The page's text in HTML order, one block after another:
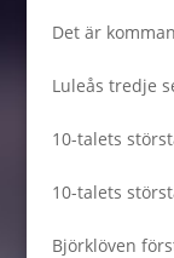
Det är
Luleås tredje
10-talets
10-talets
Björklöven